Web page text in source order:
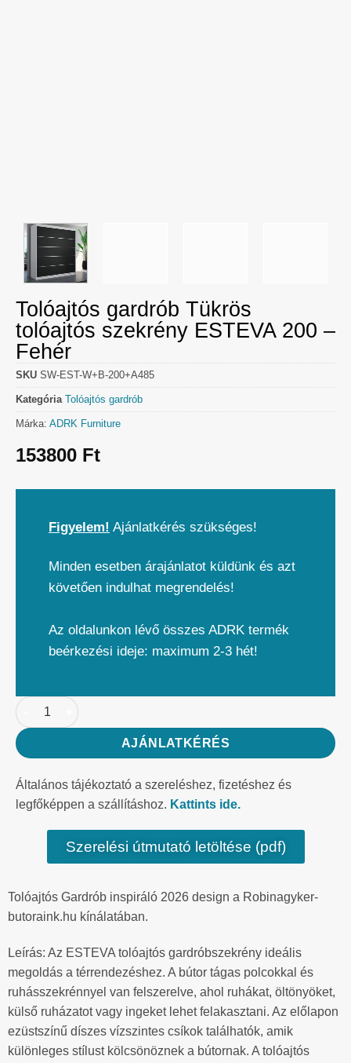
Tolóajtós gardrób Tükrös
tolóajtós szekrény ESTEVA 200 –
Fehér
SKU SW-EST-W+B-200+A485
Kategória Tolóajtós gardrób
Márka: ADRK Furniture
153800 Ft
Figyelem! Ajánlatkérés szükséges!
Minden esetben árajánlatot küldünk és azt
követően indulhat megrendelés!
Az oldalunkon lévő összes ADRK termék
beérkezési ideje: maximum 2-3 hét!
AJÁNLATKÉRÉS
Általános tájékoztató a szereléshez, fizetéshez és
legfőképpen a szállításhoz. Kattints ide.
Szerelési útmutató letöltése (pdf)
Tolóajtós Gardrób inspiráló 2026 design a Robinagyker-
butoraink.hu kínálatában.
Leírás: Az ESTEVA tolóajtós gardróbszekrény ideális
megoldás a térrendezéshez. A bútor tágas polcokkal és
ruhásszekrénnyel van felszerelve, ahol ruhákat, öltönyöket,
külső ruházatot vagy ingeket lehet felakasztani. Az előlapon
ezüstszínű díszes vízszintes csíkok találhatók, amik
különleges stílust kölcsönöznek a bútornak. A tolóajtós